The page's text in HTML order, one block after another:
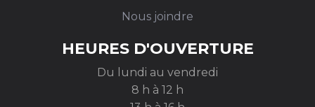
Nous joindre
HEURES D'OUVERTURE
Du lundi au vendredi
8 h à 12 h